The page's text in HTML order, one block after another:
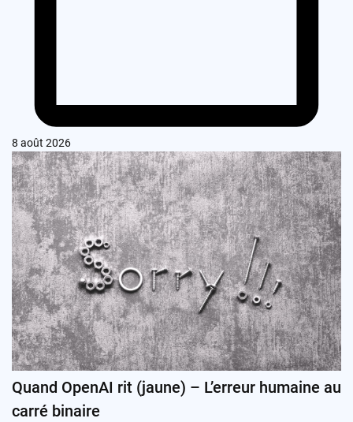
8 août 2026
Quand OpenAI rit (jaune) – L’erreur humaine au
carré binaire